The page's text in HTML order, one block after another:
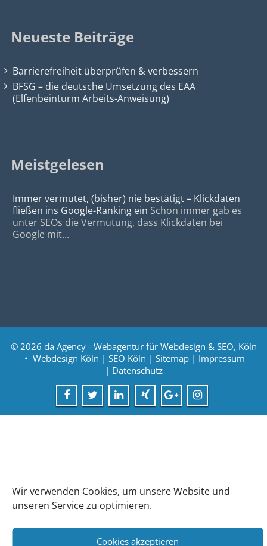
Wir verwenden Cookies, um unsere Website und
unseren Service zu optimieren.
Cookies akzeptieren
Neueste Beiträge
Barrierefreiheit überprüfen & verbessern
BFSG – die deutsche Umsetzung des EAA
(Elfenbeinturm Arbeits-Anweisung)
Meistgelesen
Immer vermutet, (bisher) nie bestätigt – Klickdaten
fließen ins Google-Ranking ein Schon immer gab es
unter SEOs die Vermutung, dass Klickdaten bei
Google mit...
© 2026 da Agency - Webagentur für Webdesign & SEO, Köln
• Webdesign Köln | SEO Köln | Sitemap | Impressum
| Datenschutz